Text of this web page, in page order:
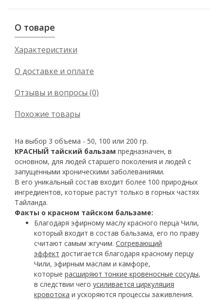
О товаре
Характеристики
О доставке и оплате
Отзывы и вопросы (0)
Похожие товары
На выбор 3 объема - 50, 100 или 200 гр.
КРАСНЫЙ тайский бальзам предназначен, в
основном, для людей старшего поколения и людей с
запущенными хроническими заболеваниями.
В его уникальный состав входит более 100 природных
ингредиентов, которые растут только в горных частях
Тайланда.
Факты о красном тайском бальзаме:
Благодаря эфирному маслу красного перца Чили,
который входит в состав бальзама, его по праву
считают самым жгучим. Согревающий
эффект достигается благодаря красному перцу
Чили, эфирным маслам и камфоре,
которые расширяют тонкие кровеносные сосуды,
в следствии чего усиливается циркуляция
кровотока и ускоряются процессы заживления.